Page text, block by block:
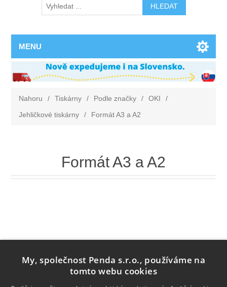
MENU
Nahoru / Tiskárny / Podle značky / OKI
/
Jehličkové tiskárny
/ Formát A3 a A2
Formát A3 a A2
My, společnost Penda s.r.o., používáme na
tomto webu cookies